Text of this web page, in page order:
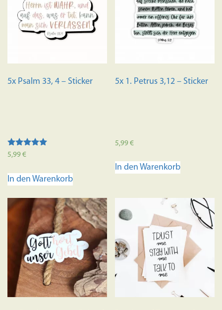
5x Psalm 33, 4 – Sticker
Bewertet mit
5,99€
In den Warenkorb
5x 1. Petrus 3,12 – Sticker
5,99€
In den Warenkorb